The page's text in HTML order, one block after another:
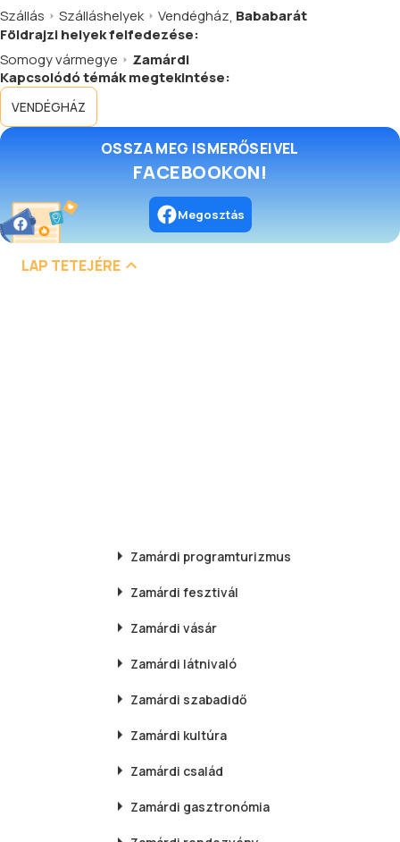
Szállás
Szálláshelyek Vendégház, Bababarát
Földrajzi helyek felfedezése:
Somogy vármegye
Zamárdi
Kapcsolódó témák megtekintése:
VENDÉGHÁZ
OSSZA MEG ISMERŐSEIVEL
FACEBOOKON!
Megosztás
LAP TETEJÉRE
Zamárdi programturizmus
Zamárdi fesztivál
Zamárdi vásár
Zamárdi látnivaló
Zamárdi szabadidő
Zamárdi kultúra
Zamárdi család
Zamárdi gasztronómia